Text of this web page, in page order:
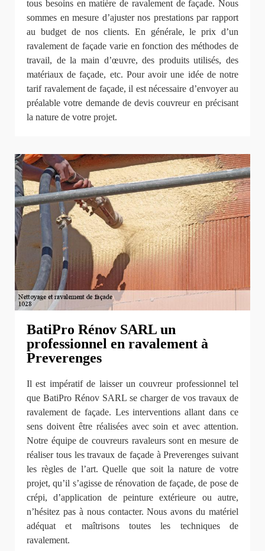
tous besoins en matière de ravalement de façade. Nous
sommes en mesure d’ajuster nos prestations par rapport
au budget de nos clients. En générale, le prix d’un
ravalement de façade varie en fonction des méthodes de
travail, de la main d’œuvre, des produits utilisés, des
matériaux de façade, etc. Pour avoir une idée de notre
tarif ravalement de façade, il est nécessaire d’envoyer au
préalable votre demande de devis couvreur en précisant
la nature de votre projet.
BatiPro Rénov SARL un
professionnel en ravalement à
Preverenges
Il est impératif de laisser un couvreur professionnel tel
que BatiPro Rénov SARL se charger de vos travaux de
ravalement de façade. Les interventions allant dans ce
sens doivent être réalisées avec soin et avec attention.
Notre équipe de couvreurs ravaleurs sont en mesure de
réaliser tous les travaux de façade à Preverenges suivant
les règles de l’art. Quelle que soit la nature de votre
projet, qu’il s’agisse de rénovation de façade, de pose de
crépi, d’application de peinture extérieure ou autre,
n’hésitez pas à nous contacter. Nous avons du matériel
adéquat et maîtrisons toutes les techniques de
ravalement.